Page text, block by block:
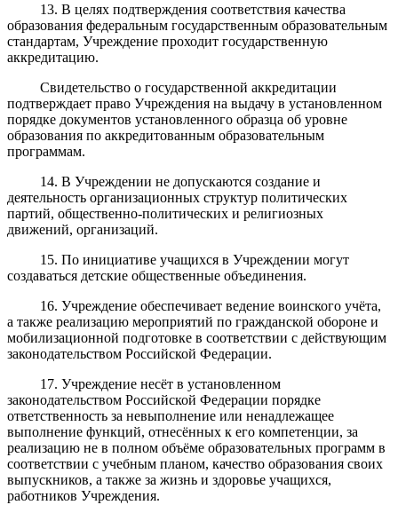
13. В целях подтверждения соответствия качества
образования федеральным государственным образовательным
стандартам, Учреждение проходит государственную
аккредитацию.
Свидетельство о государственной аккредитации
подтверждает право Учреждения на выдачу в установленном
порядке документов установленного образца об уровне
образования по аккредитованным образовательным
программам.
14. В Учреждении не допускаются создание и
деятельность организационных структур политических
партий, общественно-политических и религиозных
движений, организаций.
15. По инициативе учащихся в Учреждении могут
создаваться детские общественные объединения.
16. Учреждение обеспечивает ведение воинского учёта,
а также реализацию мероприятий по гражданской обороне и
мобилизационной подготовке в соответствии с действующим
законодательством Российской Федерации.
17. Учреждение несёт в установленном
законодательством Российской Федерации порядке
ответственность за невыполнение или ненадлежащее
выполнение функций, отнесённых к его компетенции, за
реализацию не в полном объёме образовательных программ в
соответствии с учебным планом, качество образования своих
выпускников, а также за жизнь и здоровье учащихся,
работников Учреждения.